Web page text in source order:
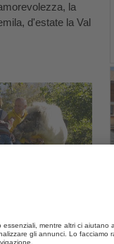
la
d'estate la Val
offrono
qui ci sono i